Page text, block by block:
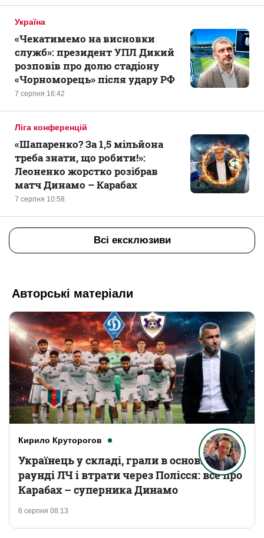
Україна
7 серпня 16:42
«Чекатимемо на висновки
служб»: президент УПЛ Дикий
розповів про долю стадіону
«Чорноморець» після удару РФ
Ліга конференцій
7 серпня 10:58
«Шапаренко? За 1,5 мільйона
треба знати, що робити!»:
Леоненко жорстко розібрав
матч Динамо – Карабах
Всі ексклюзиви
Авторські матеріали
Кирило Круторогов
6 серпня 08:13
Українець у складі, грали в основному
раунді ЛЧ і втрати через Полісся: все про
Карабах – суперника Динамо